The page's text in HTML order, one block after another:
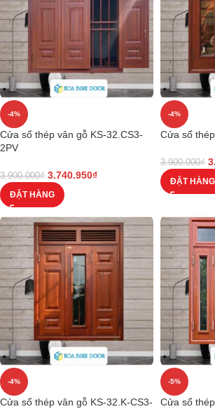
-4%
Cửa sổ thép vân gỗ KS-32.CS3-
2PV
3.900.000₫ 3.740.950₫
ĐẶT HÀNG
-4%
Cửa sổ
3.900.000₫
ĐẶT HÀNG
-4%
Cửa sổ thép vân gỗ KS-32.K-CS3-
-5%
Cửa sổ